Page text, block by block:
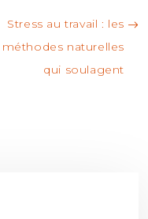
Stress au travail : les
méthodes naturelles
qui soulagent